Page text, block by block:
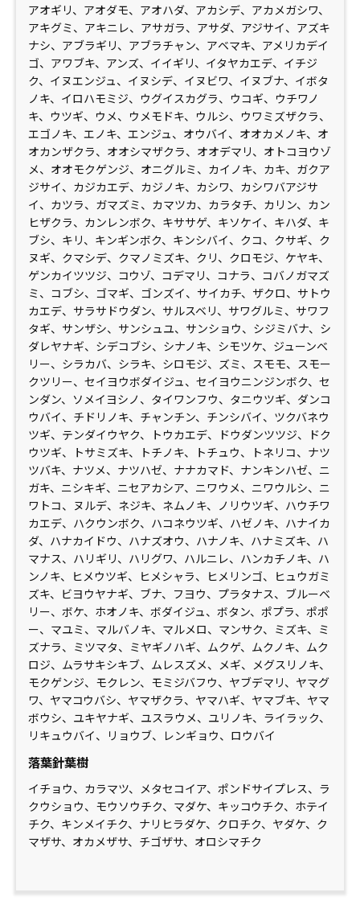
アオギリ、アオダモ、アオハダ、アカシデ、アカメガシワ、
アキグミ、アキニレ、アサガラ、アサダ、アジサイ、アズキ
ナシ、アブラギリ、アブラチャン、アベマキ、アメリカデイ
ゴ、アワブキ、アンズ、イイギリ、イタヤカエデ、イチジ
ク、イヌエンジュ、イヌシデ、イヌビワ、イヌブナ、イボタ
ノキ、イロハモミジ、ウグイスカグラ、ウコギ、ウチワノ
キ、ウツギ、ウメ、ウメモドキ、ウルシ、ウワミズザクラ、
エゴノキ、エノキ、エンジュ、オウバイ、オオカメノキ、オ
オカンザクラ、オオシマザクラ、オオデマリ、オトコヨウゾ
メ、オオモクゲンジ、オニグルミ、カイノキ、カキ、ガクア
ジサイ、カジカエデ、カジノキ、カシワ、カシワバアジサ
イ、カツラ、ガマズミ、カマツカ、カラタチ、カリン、カン
ヒザクラ、カンレンボク、キササゲ、キソケイ、キハダ、キ
ブシ、キリ、キンギンボク、キンシバイ、クコ、クサギ、ク
ヌギ、クマシデ、クマノミズキ、クリ、クロモジ、ケヤキ、
ゲンカイツツジ、コウゾ、コデマリ、コナラ、コバノガマズ
ミ、コブシ、ゴマギ、ゴンズイ、サイカチ、ザクロ、サトウ
カエデ、サラサドウダン、サルスベリ、サワグルミ、サワフ
タギ、サンザシ、サンシュユ、サンショウ、シジミバナ、シ
ダレヤナギ、シデコブシ、シナノキ、シモツケ、ジューンベ
リー、シラカバ、シラキ、シロモジ、ズミ、スモモ、スモー
クツリー、セイヨウボダイジュ、セイヨウニンジンボク、セ
ンダン、ソメイヨシノ、タイワンフウ、タニウツギ、ダンコ
ウバイ、チドリノキ、チャンチン、チンシバイ、ツクバネウ
ツギ、テンダイウヤク、トウカエデ、ドウダンツツジ、ドク
ウツギ、トサミズキ、トチノキ、トチュウ、トネリコ、ナツ
ツバキ、ナツメ、ナツハゼ、ナナカマド、ナンキンハゼ、ニ
ガキ、ニシキギ、ニセアカシア、ニワウメ、ニワウルシ、ニ
ワトコ、ヌルデ、ネジキ、ネムノキ、ノリウツギ、ハウチワ
カエデ、ハクウンボク、ハコネウツギ、ハゼノキ、ハナイカ
ダ、ハナカイドウ、ハナズオウ、ハナノキ、ハナミズキ、ハ
マナス、ハリギリ、ハリグワ、ハルニレ、ハンカチノキ、ハ
ンノキ、ヒメウツギ、ヒメシャラ、ヒメリンゴ、ヒュウガミ
ズキ、ビヨウヤナギ、ブナ、フヨウ、プラタナス、ブルーベ
リー、ボケ、ホオノキ、ボダイジュ、ボタン、ポプラ、ポポ
ー、マユミ、マルバノキ、マルメロ、マンサク、ミズキ、ミ
ズナラ、ミツマタ、ミヤギノハギ、ムクゲ、ムクノキ、ムク
ロジ、ムラサキシキブ、ムレスズメ、メギ、メグスリノキ、
モクゲンジ、モクレン、モミジバフウ、ヤブデマリ、ヤマグ
ワ、ヤマコウバシ、ヤマザクラ、ヤマハギ、ヤマブキ、ヤマ
ボウシ、ユキヤナギ、ユスラウメ、ユリノキ、ライラック、
リキュウバイ、リョウブ、レンギョウ、ロウバイ
落葉針葉樹
イチョウ、カラマツ、メタセコイア、ポンドサイプレス、ラ
クウショウ、モウソウチク、マダケ、キッコウチク、ホテイ
チク、キンメイチク、ナリヒラダケ、クロチク、ヤダケ、ク
マザサ、オカメザサ、チゴザサ、オロシマチク